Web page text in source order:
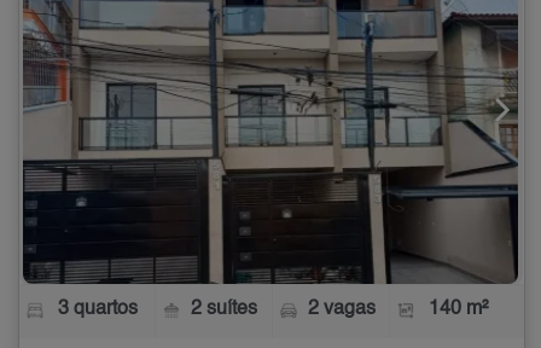
3 quartos 2 suítes 2 vagas 140 m²